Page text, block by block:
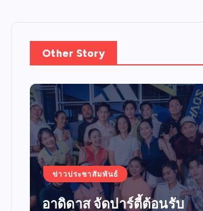
Other Story
ข่าวประชาสัมพันธ์
อาดิดาส จัดปาร์ตี้ต้อนรับ